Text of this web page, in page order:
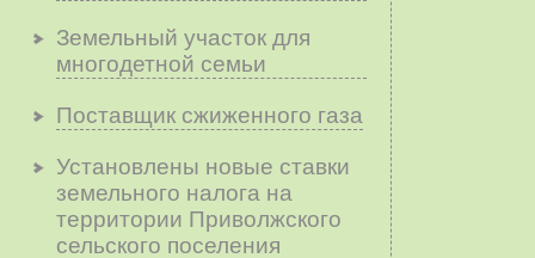
Земельный участок для
многодетной семьи
Поставщик сжиженного газа
Установлены новые ставки
земельного налога на
территории Приволжского
сельского поселения